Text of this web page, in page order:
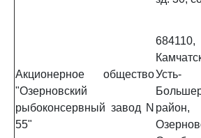
Акционерное общество
"Озерновский
рыбоконсервный завод N
55"
684110,
Усть-